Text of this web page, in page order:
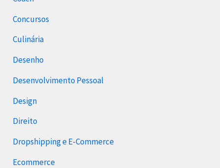
Concursos
Culinária
Desenho
Desenvolvimento Pessoal
Design
Direito
Dropshipping e E-Commerce
Ecommerce